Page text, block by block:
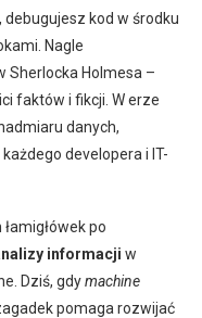
debugujesz kod w środku
Nagle
Sherlocka Holmesa –
faktów i fikcji. W erze
danych,
developera i IT-
po
informacji w
Dziś, gdymachine
pomaga rozwijać